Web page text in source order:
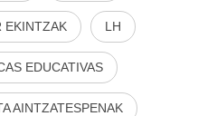
EKINTZAK LH
EDUCATIVAS
AINTZATESPENAK